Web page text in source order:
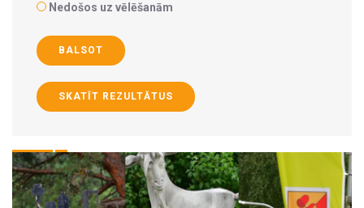
Nedošos uz vēlēšanām
BALSOT
SKATĪT REZULTĀTUS